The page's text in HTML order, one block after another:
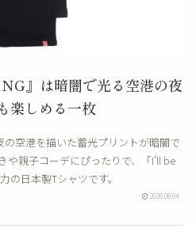
』は暗闇で光る空港の夜
楽しめる一枚
の空港を描いた蓄光プリントが暗闇で
親子コーデにぴったりで、「I’ll be
の日本製Tシャツです。
2026.08.04